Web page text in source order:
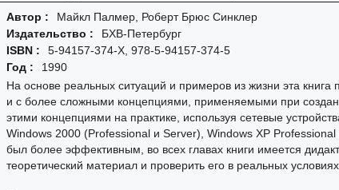
Автор :
Майкл Палмер, Роберт Брюс Синклер
Издательство :
БХВ-Петербург
ISBN :
5-94157-374-X, 978-5-94157-374-5
Год :
1990
На основе реальных ситуаций и примеров из жизни эта книга
и с более сложными концепциями, применяемыми при
этими концепциями на практике, используя сетевые
Windows 2000 (Professional и Server), Windows XP
был более эффективным, во всех главах книги имеется
теоретический материал и проверить его в реальных условиях.